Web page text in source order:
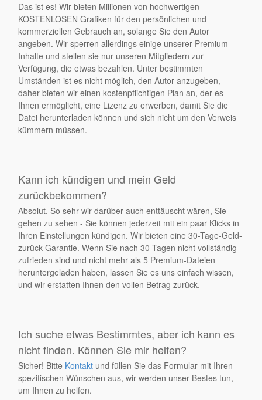
Das ist es! Wir bieten Millionen von hochwertigen
KOSTENLOSEN Grafiken für den persönlichen und
kommerziellen Gebrauch an, solange Sie den Autor
angeben. Wir sperren allerdings einige unserer Premium-
Inhalte und stellen sie nur unseren Mitgliedern zur
Verfügung, die etwas bezahlen. Unter bestimmten
Umständen ist es nicht möglich, den Autor anzugeben,
daher bieten wir einen kostenpflichtigen Plan an, der es
Ihnen ermöglicht, eine Lizenz zu erwerben, damit Sie die
Datei herunterladen können und sich nicht um den Verweis
kümmern müssen.
Kann ich kündigen und mein Geld
zurückbekommen?
Absolut. So sehr wir darüber auch enttäuscht wären, Sie
gehen zu sehen - Sie können jederzeit mit ein paar Klicks in
Ihren Einstellungen kündigen. Wir bieten eine 30-Tage-Geld-
zurück-Garantie. Wenn Sie nach 30 Tagen nicht vollständig
zufrieden sind und nicht mehr als 5 Premium-Dateien
heruntergeladen haben, lassen Sie es uns einfach wissen,
und wir erstatten Ihnen den vollen Betrag zurück.
Ich suche etwas Bestimmtes, aber ich kann es
nicht finden. Können Sie mir helfen?
Sicher! Bitte Kontakt und füllen Sie das Formular mit Ihren
spezifischen Wünschen aus, wir werden unser Bestes tun,
um Ihnen zu helfen.